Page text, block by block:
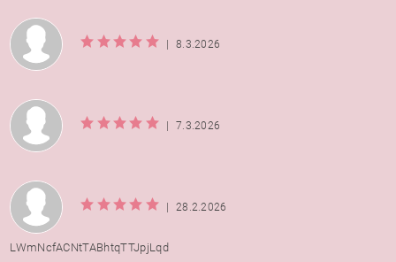
| 8.3.2026
| 7.3.2026
| 28.2.2026
LWmNcfACNtTABhtqTTJpjLqd